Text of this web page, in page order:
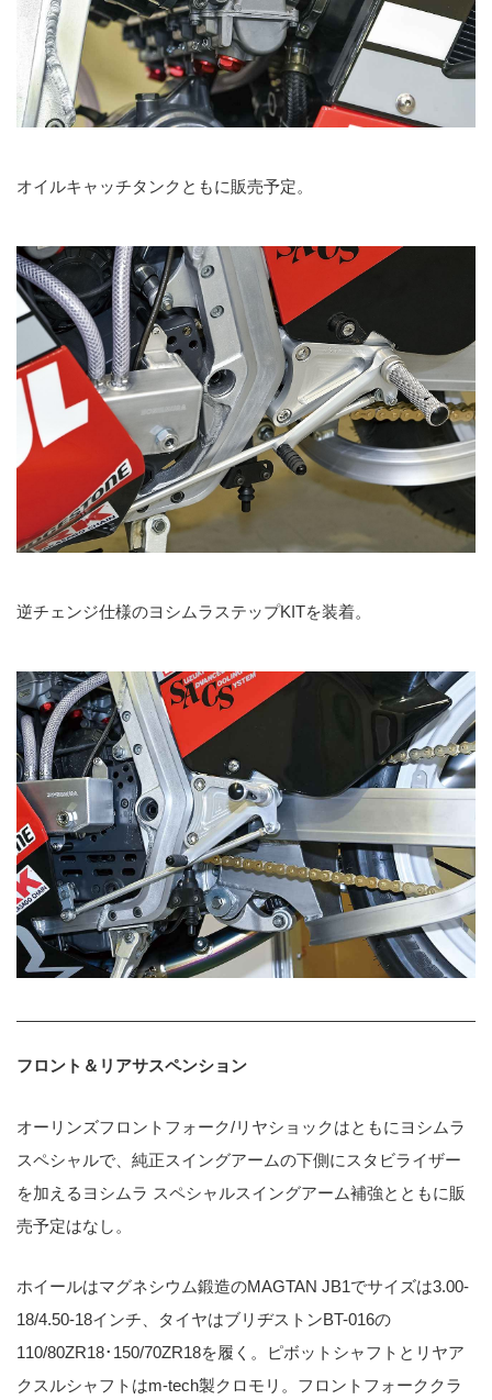
オイルキャッチタンクともに販売予定。
逆チェンジ仕様のヨシムラステップKITを装着。
フロント＆リアサスペンション
オーリンズフロントフォーク/リヤショックはともにヨシムラ
スペシャルで、純正スイングアームの下側にスタビライザー
を加えるヨシムラ スペシャルスイングアーム補強とともに販
売予定はなし。
ホイールはマグネシウム鍛造のMAGTAN JB1でサイズは3.00-
18/4.50-18インチ、タイヤはブリヂストンBT-016の
110/80ZR18･150/70ZR18を履く。ピボットシャフトとリヤア
クスルシャフトはm-tech製クロモリ。フロントフォーククラ